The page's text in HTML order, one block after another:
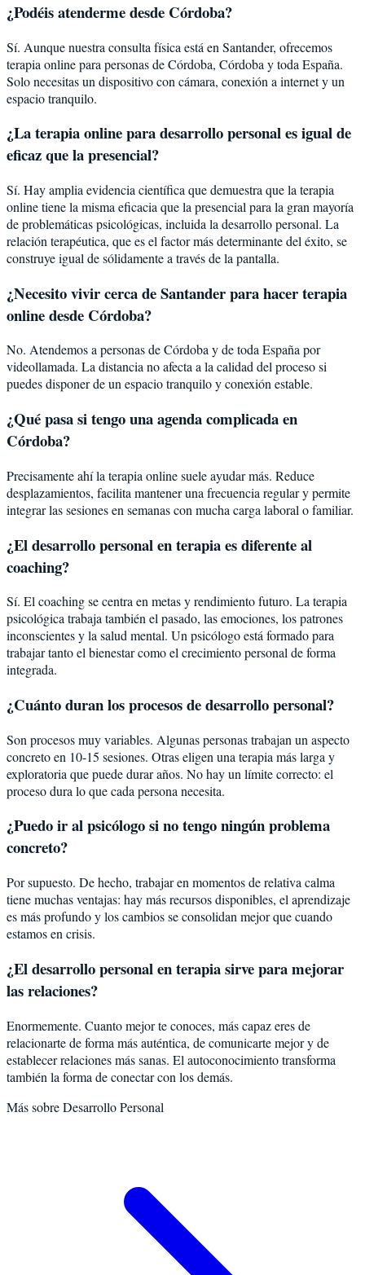
¿Podéis atenderme desde Córdoba?
Sí. Aunque nuestra consulta física está en Santander, ofrecemos
terapia online para personas deCórdoba, Córdoba y toda España.
Solo necesitas un dispositivo con cámara, conexión a internet y un
espacio tranquilo.
¿La terapia online paradesarrollo personales igual de
eficaz que la presencial?
Sí. Hay amplia evidencia científica que demuestra que la terapia
online tiene la misma eficacia que la presencial para la gran mayoría
de problemáticas psicológicas, incluida la desarrollo personal. La
relación terapéutica, que es el factor más determinante del éxito, se
construye igual de sólidamente a través de la pantalla.
¿Necesito vivir cerca de Santander para hacer terapia
online desde Córdoba?
No. Atendemos a personas de Córdoba y de toda España por
videollamada. La distancia no afecta a la calidad del proceso si
puedes disponer de un espacio tranquilo y conexión estable.
¿Qué pasa si tengo una agenda complicada en
Córdoba?
Precisamente ahí la terapia online suele ayudar más. Reduce
desplazamientos, facilita mantener una frecuencia regular y permite
integrar las sesiones en semanas con mucha carga laboral o familiar.
¿El desarrollo personal en terapia es diferente al
coaching?
Sí. El coaching se centra en metas y rendimiento futuro. La terapia
psicológica trabaja también el pasado, las emociones, los patrones
inconscientes y la salud mental. Un psicólogo está formado para
trabajar tanto el bienestar como el crecimiento personal de forma
integrada.
¿Cuánto duran los procesos de desarrollo personal?
Son procesos muy variables. Algunas personas trabajan un aspecto
concreto en 10-15 sesiones. Otras eligen una terapia más larga y
exploratoria que puede durar años. No hay un límite correcto: el
proceso dura lo que cada persona necesita.
¿Puedo ir al psicólogo si no tengo ningún problema
concreto?
Por supuesto. De hecho, trabajar en momentos de relativa calma
tiene muchas ventajas: hay más recursos disponibles, el aprendizaje
es más profundo y los cambios se consolidan mejor que cuando
estamos en crisis.
¿El desarrollo personal en terapia sirve para mejorar
las relaciones?
Enormemente. Cuanto mejor te conoces, más capaz eres de
relacionarte de forma más auténtica, de comunicarte mejor y de
establecer relaciones más sanas. El autoconocimiento transforma
también la forma de conectar con los demás.
Más sobreDesarrollo Personal